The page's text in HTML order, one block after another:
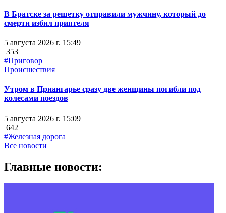
В Братске за решетку отправили мужчину, который до
смерти избил приятеля
5 августа 2026 г. 15:49
353
#Приговор
Происшествия
Утром в Приангарье сразу две женщины погибли под
колесами поездов
5 августа 2026 г. 15:09
642
#Железная дорога
Все новости
Главные новости: